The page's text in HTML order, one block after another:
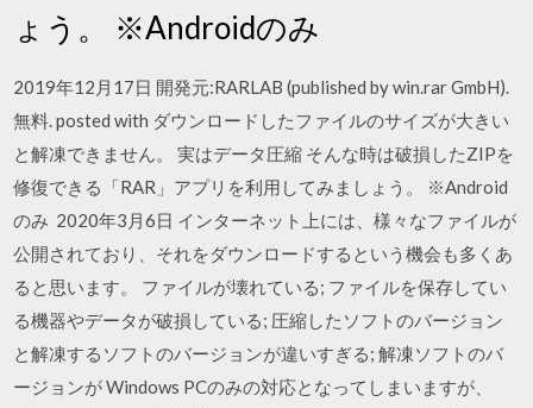
ょう。 ※Androidのみ
2019年12月17日 開発元:RARLAB (published by win.rar GmbH).
無料. posted with ダウンロードしたファイルのサイズが大きい
と解凍できません。 実はデータ圧縮 そんな時は破損したZIPを
修復できる「RAR」アプリを利用してみましょう。 ※Android
のみ 2020年3月6日 インターネット上には、様々なファイルが
公開されており、それをダウンロードするという機会も多くあ
ると思います。 ファイルが壊れている; ファイルを保存してい
る機器やデータが破損している; 圧縮したソフトのバージョン
と解凍するソフトのバージョンが違いすぎる; 解凍ソフトのバ
ージョンが Windows PCのみの対応となってしまいますが、